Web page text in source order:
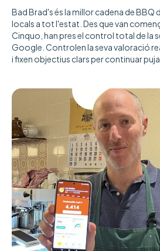
Bad Brad's és la millor cadena de BBQ
locals a tot l'estat. Des que van
Cinquo, han pres el control total de la
Google. Controlen la seva valoració
i fixen objectius clars per continuar